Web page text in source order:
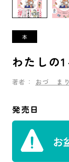
わたしの
著者： おづ ま
発売日